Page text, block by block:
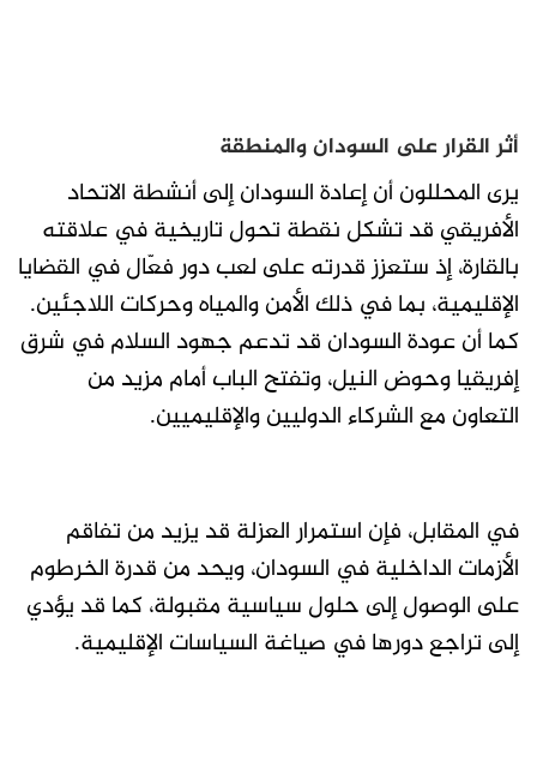
أثر القرار على السودان والمنطقة
يرى المحللون أن إعادة السودان إلى أنشطة الاتحاد
الأفريقي قد تشكل نقطة تحول تاريخية في علاقته
بالقارة، إذ ستعزز قدرته على لعب دور فعّال في القضايا
الإقليمية، بما في ذلك الأمن والمياه وحركات اللاجئين.
كما أن عودة السودان قد تدعم جهود السلام في شرق
إفريقيا وحوض النيل، وتفتح الباب أمام مزيد من
التعاون مع الشركاء الدوليين والإقليميين.
في المقابل، فإن استمرار العزلة قد يزيد من تفاقم
الأزمات الداخلية في السودان، ويحد من قدرة الخرطوم
على الوصول إلى حلول سياسية مقبولة، كما قد يؤدي
إلى تراجع دورها في صياغة السياسات الإقليمية.